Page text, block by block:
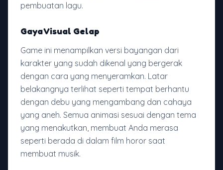
pembuatan lagu.
Gaya Visual Gelap
Game ini menampilkan versi bayangan dari
karakter yang sudah dikenal yang bergerak
dengan cara yang menyeramkan. Latar
belakangnya terlihat seperti tempat berhantu
dengan debu yang mengambang dan cahaya
yang aneh. Semua animasi sesuai dengan tema
yang menakutkan, membuat Anda merasa
seperti berada di dalam film horor saat
membuat musik.